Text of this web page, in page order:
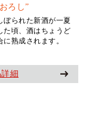
ろし”
ぼられた新酒が一夏
た頃、酒はちょうど
に熟成されます。
細